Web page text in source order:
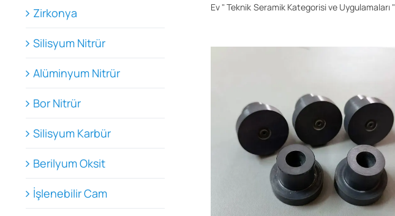
Ev"Teknik Seramik Kategorisi ve Uygulamaları"
Zirkonya
Silisyum Nitrür
Alüminyum Nitrür
Bor Nitrür
Silisyum Karbür
Berilyum Oksit
İşlenebilir Cam